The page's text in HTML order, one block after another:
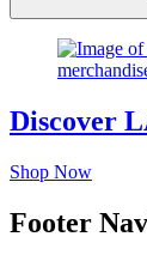
Discover
Shop Now
Footer